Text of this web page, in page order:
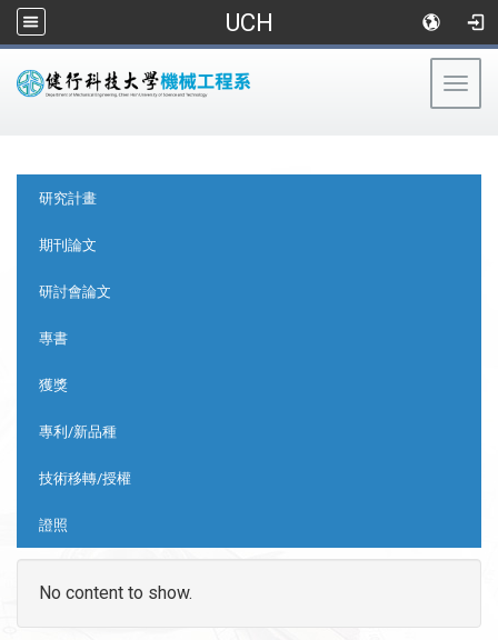
UCH
研究計畫
期刊論文
研討會論文
專書
獲獎
專利/新品種
技術移轉/授權
證照
No content to show.